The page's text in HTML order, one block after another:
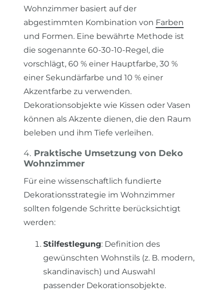
Wohnzimmer basiert auf der
abgestimmten Kombination von Farben
und Formen. Eine bewährte Methode ist
die sogenannte 60-30-10-Regel, die
vorschlägt, 60 % einer Hauptfarbe, 30 %
einer Sekundärfarbe und 10 % einer
Akzentfarbe zu verwenden.
Dekorationsobjekte wie Kissen oder Vasen
können als Akzente dienen, die den Raum
beleben und ihm Tiefe verleihen.
4. Praktische Umsetzung von Deko
Wohnzimmer
Für eine wissenschaftlich fundierte
Dekorationsstrategie im Wohnzimmer
sollten folgende Schritte berücksichtigt
werden:
Stilfestlegung: Definition des
gewünschten Wohnstils (z. B. modern,
skandinavisch) und Auswahl
passender Dekorationsobjekte.